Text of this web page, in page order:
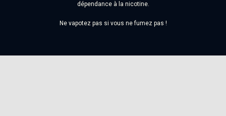
dépendance à la nicotine.
Ne vapotez pas si vous ne fumez pas !